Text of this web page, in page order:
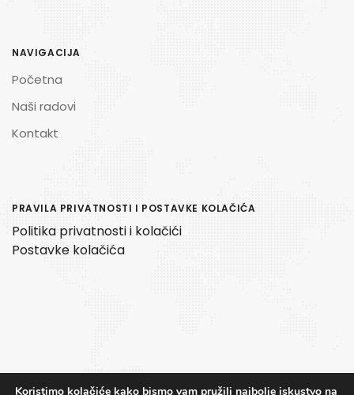
NAVIGACIJA
Početna
Naši radovi
Kontakt
PRAVILA PRIVATNOSTI I POSTAVKE KOLAČIĆA
Politika privatnosti i kolačići
Postavke kolačića
Koristimo kolačiće kako bismo vam pružili najbolje iskustvo na